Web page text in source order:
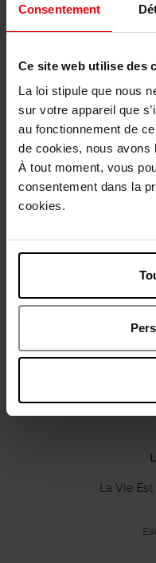
Consentement
Ce site web utilise des
La loi stipule que nous
sur votre appareil que
au fonctionnement de
de cookies, nous avons
À tout moment, vous
consentement dans la
cookies.
Beschrijving
Gebruiksadvies
Karakteristieken
Review Beleid
Nog
La Vie